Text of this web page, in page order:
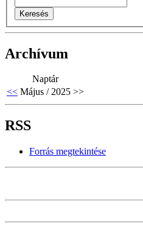
Archívum
Naptár
<< Május / 2025 >>
RSS
Forrás megtekintése